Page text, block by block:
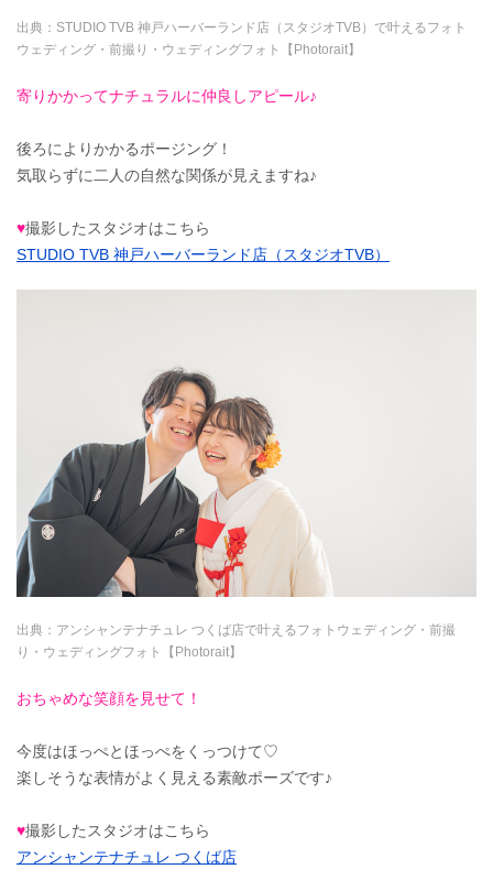
出典： STUDIO TVB 神戸ハーバーランド店（スタジオTVB）で叶えるフォト
ウェディング・前撮り・ウェディングフォト【Photorait】
寄りかかってナチュラルに仲良しアピール♪
後ろによりかかるポージング！
気取らずに二人の自然な関係が見えますね♪
♥撮影したスタジオはこちら
STUDIO TVB 神戸ハーバーランド店（スタジオTVB）
出典： アンシャンテナチュレ つくば店で叶えるフォトウェディング・前撮
り・ウェディングフォト【Photorait】
おちゃめな笑顔を見せて！
今度はほっぺとほっぺをくっつけて♡
楽しそうな表情がよく見える素敵ポーズです♪
♥撮影したスタジオはこちら
アンシャンテナチュレ つくば店